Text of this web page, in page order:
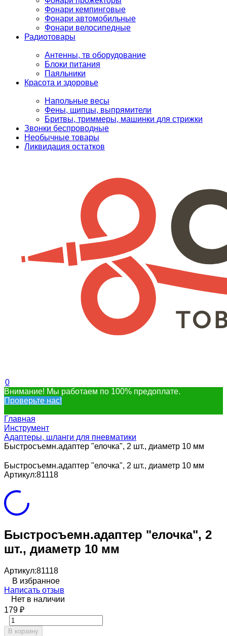
Фонари кемпинговые
Фонари автомобильные
Фонари велосипедные
Радиотовары
Антенны, тв оборудование
Блоки питания
Паяльники
Красота и здоровье
Напольные весы
Фены, щипцы, выпрямители
Бритвы, триммеры, машинки для стрижки
Звонки беспроводные
Необычные товары
Ликвидация остатков
0
Внимание! Мы работаем по 100% предоплате.
Проверьте нас!
Главная
Инструмент
Адаптеры, шланги для пневматики
Быстросъемн.адаптер "елочка", 2 шт., диаметр 10 мм
Быстросъемн.адаптер "елочка", 2 шт., диаметр 10 мм
Артикул:81118
Быстросъемн.адаптер "елочка", 2
шт., диаметр 10 мм
Артикул:81118
В избранное
Написать отзыв
Нет в наличии
179 ₽
В корзину